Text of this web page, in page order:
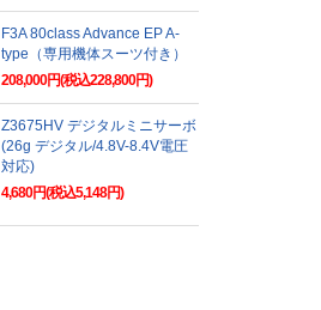
F3A 80class Advance EP A-
type（専用機体スーツ付き）
208,000円(税込228,800円)
Z3675HV デジタルミニサーボ
(26g デジタル/4.8V-8.4V電圧
対応)
4,680円(税込5,148円)